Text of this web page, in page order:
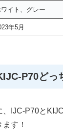
イト、グレー
年5月
P70どっ
、​​IJC-P70と
す！